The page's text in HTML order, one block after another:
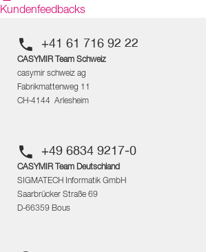
Kundenfeedbacks
+41 61 716 92 22
CASYMIR Team Schweiz
casymir schweiz ag
Fabrikmattenweg 11
CH-4144 Arlesheim
+49 6834 9217-0
CASYMIR Team Deutschland
SIGMATECH Informatik GmbH
Saarbrücker Straße 69
D-66359 Bous